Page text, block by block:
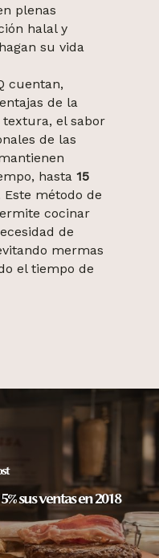
plenas
halal y
su vida
cuentan,
de la
textura, el sabor
de las
hasta 15
Este método de
cocinar
de
mermas
el tiempo de
sus ventas en 2018